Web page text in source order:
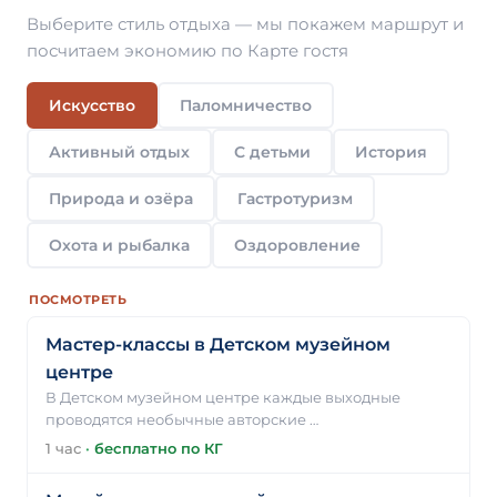
Выберите стиль отдыха — мы покажем маршрут и
посчитаем экономию по Карте гостя
Искусство Паломничество
Активный отдых С детьми История
Природа и озёра Гастротуризм
Охота и рыбалка Оздоровление
ПОСМОТРЕТЬ
Мастер-классы в Детском музейном
центре
В Детском музейном центре каждые выходные
проводятся необычные авторские …
1 час · бесплатно по КГ